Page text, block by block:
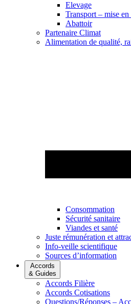
Elevage
Transport – mise en
Abattoir
Partenaire Climat
Alimentation de qualité,
Consommation
Sécurité sanitaire
Viandes et santé
Juste rémunération et
Info-veille scientifique
Sources d’information
Accords
& Guides
Accords Filière
Accords Cotisations
Questions/Réponses –